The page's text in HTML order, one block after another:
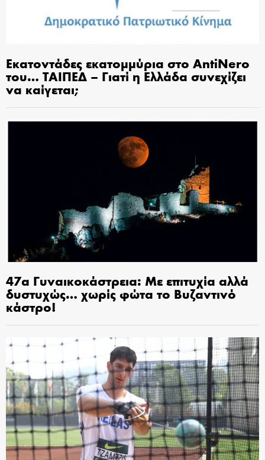
Εκατοντάδες εκατομμύρια στο AntiNero
του… ΤΑΙΠΕΔ – Γιατί η Ελλάδα συνεχίζει
να καίγεται;
47α Γυναικοκάστρεια: Με επιτυχία αλλά
δυστυχώς… χωρίς φώτα το Βυζαντινό
κάστρο!